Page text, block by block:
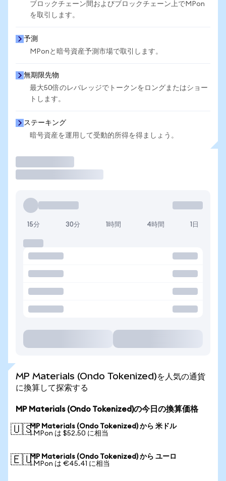
ブロックチェーン間およびブロックチェーン上でMPon
を取引します。
予測
MPonと暗号資産予測市場で取引します。
無期限先物
最大50倍のレバレッジでトークンをロングまたはショー
トします。
ステーキング
暗号資産を運用して受動的所得を得ましょう。
15分 30分 1時間 4時間 1日
MP Materials (Ondo Tokenized)を人気の通貨
に換算して探索する
MP Materials (Ondo Tokenized)の今日の換算価格
🇺🇸MP Materials (Ondo Tokenized) から 米ドル
1 MPon は $52.50 に相当
🇪🇺MP Materials (Ondo Tokenized) から ユーロ
1 MPon は €45.41 に相当